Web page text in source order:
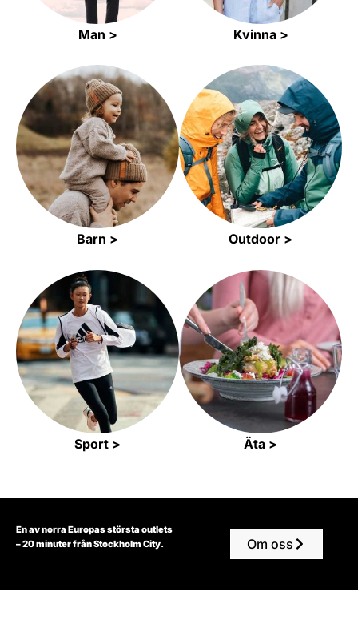
Man > Kvinna >
Barn > Outdoor >
Sport > Äta >
En av norra Europas största outlets
– 20 minuter från Stockholm City.
Om oss